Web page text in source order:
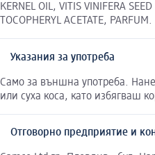
KERNEL OIL, VITIS VINIFERA
TOCOPHERYL ACETATE, PARFUM.
Указания за употреба
Само за външна употреба.
или суха коса, като избягваш
Отговорно предприятие и